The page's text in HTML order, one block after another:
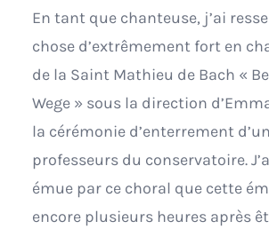
En tant que chanteuse, j’ai
chose d’extrêmement fort en
de la Saint Mathieu de Bach «
Wege » sous la direction
la cérémonie d’enterrement
professeurs du conservatoire.
émue par ce choral que cette
encore plusieurs heures après